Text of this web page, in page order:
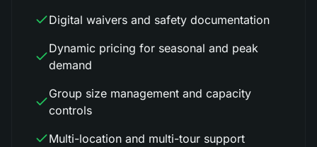
Digital waivers and safety documentation
Dynamic pricing for seasonal and peak
demand
Group size management and capacity
controls
Multi-location and multi-tour support